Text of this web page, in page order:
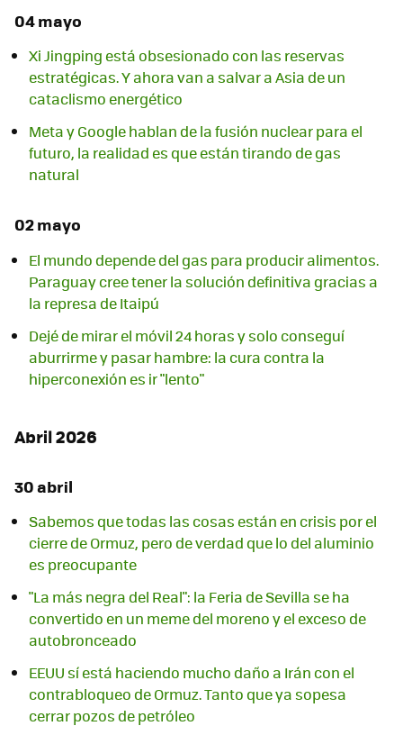
04 mayo
Xi Jingping está obsesionado con las reservas
estratégicas. Y ahora van a salvar a Asia de un
cataclismo energético
Meta y Google hablan de la fusión nuclear para el
futuro, la realidad es que están tirando de gas
natural
02 mayo
El mundo depende del gas para producir alimentos.
Paraguay cree tener la solución definitiva gracias a
la represa de Itaipú
Dejé de mirar el móvil 24 horas y solo conseguí
aburrirme y pasar hambre: la cura contra la
hiperconexión es ir "lento"
Abril 2026
30 abril
Sabemos que todas las cosas están en crisis por el
cierre de Ormuz, pero de verdad que lo del aluminio
es preocupante
"La más negra del Real": la Feria de Sevilla se ha
convertido en un meme del moreno y el exceso de
autobronceado
EEUU sí está haciendo mucho daño a Irán con el
contrabloqueo de Ormuz. Tanto que ya sopesa
cerrar pozos de petróleo